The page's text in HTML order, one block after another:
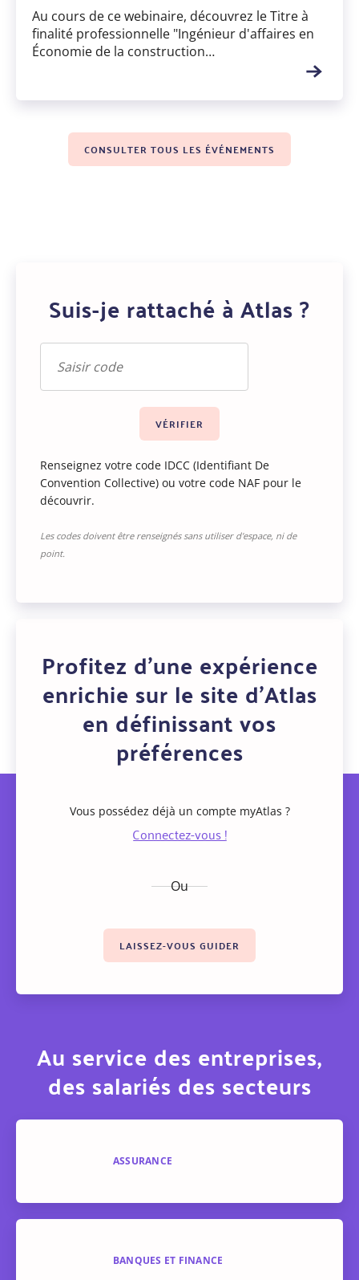
Au cours de ce webinaire, découvrez le Titre à
finalité professionnelle "Ingénieur d'affaires en
Économie de la construction…
CONSULTER TOUS LES ÉVÉNEMENTS
Suis-je rattaché à Atlas ?
Renseignez votre code IDCC (Identifiant De
Convention Collective) ou votre code NAF pour le
découvrir.
Les codes doivent être renseignés sans utiliser d'espace, ni de
point.
Profitez d'une expérience
enrichie sur le site d'Atlas
en définissant vos
préférences
Vous possédez déjà un compte myAtlas ?
Ou
LAISSEZ-VOUS GUIDER
Au service des entreprises,
des salariés des secteurs
ASSURANCE
BANQUES ET FINANCE